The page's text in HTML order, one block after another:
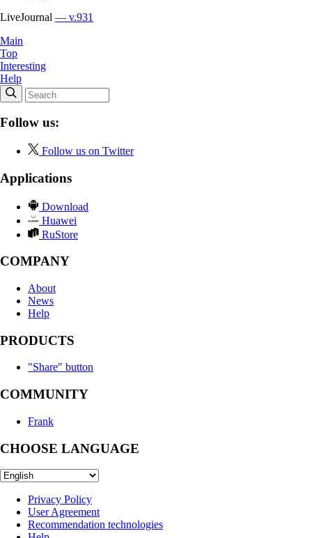
LiveJournal — v.931
Main
Top
Interesting
Help
Follow us:
Follow us on Twitter
Applications
Download
Huawei
RuStore
COMPANY
About
News
Help
PRODUCTS
"Share" button
COMMUNITY
Frank
CHOOSE LANGUAGE
Privacy Policy
User Agreement
Recommendation technologies